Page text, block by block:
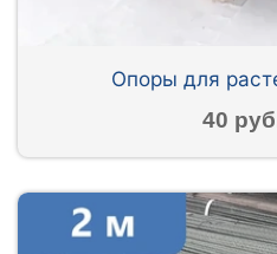
Опоры для
40